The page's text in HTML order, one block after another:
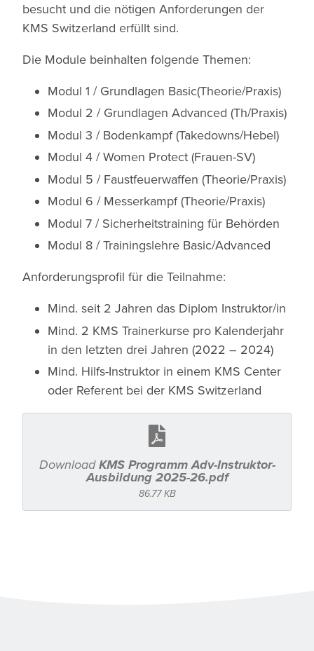
besucht und die nötigen Anforderungen der
KMS Switzerland erfüllt sind.
Die Module beinhalten folgende Themen:
Modul 1 / Grundlagen Basic(Theorie/Praxis)
Modul 2 / Grundlagen Advanced (Th/Praxis)
Modul 3 / Bodenkampf (Takedowns/Hebel)
Modul 4 / Women Protect (Frauen-SV)
Modul 5 / Faustfeuerwaffen (Theorie/Praxis)
Modul 6 / Messerkampf (Theorie/Praxis)
Modul 7 / Sicherheitstraining für Behörden
Modul 8 / Trainingslehre Basic/Advanced
Anforderungsprofil für die Teilnahme:
Mind. seit 2 Jahren das Diplom Instruktor/in
Mind. 2 KMS Trainerkurse pro Kalenderjahr
in den letzten drei Jahren (2022 – 2024)
Mind. Hilfs-Instruktor in einem KMS Center
oder Referent bei der KMS Switzerland
KMS Programm Adv-Instruktor-
Ausbildung 2025-26.pdf
86.77 KB